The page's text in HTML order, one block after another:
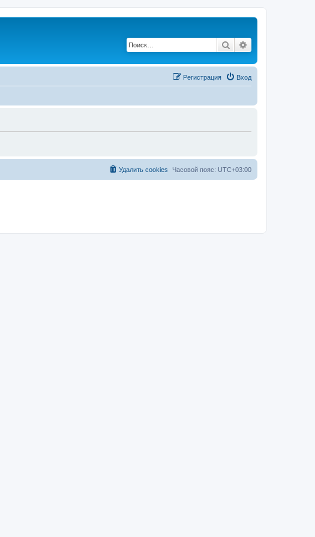
Поиск
Вход
Регистрация
Часовой пояс: UTC+03:00
Удалить cookies